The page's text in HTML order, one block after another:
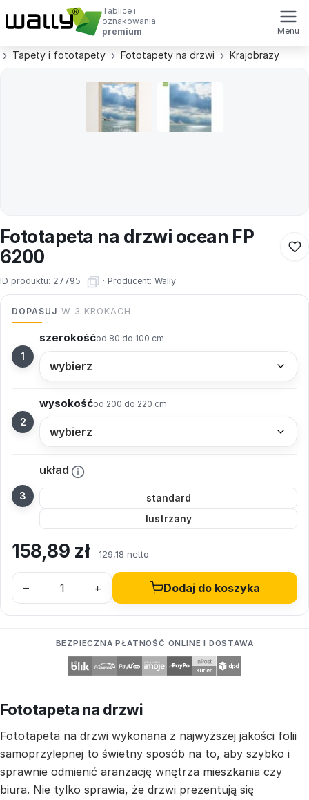
Tablice i
oznakowania
premium
Menu
Tapety i fototapety Fototapety na drzwi Krajobrazy
Fototapeta na drzwi ocean FP
6200
ID produktu: 27795 · Producent: Wally
DOPASUJ W 3 KROKACH
szerokośćod 80 do 100 cm
wysokośćod 200 do 220 cm
układ
standard
lustrzany
158,89 zł 129,18 netto
– + Dodaj do koszyka
BEZPIECZNA PŁATNOŚĆ ONLINE I DOSTAWA
Fototapeta na drzwi
Fototapeta na drzwi wykonana z najwyższej jakości folii
samoprzylepnej to świetny sposób na to, aby szybko i
sprawnie odmienić aranżację wnętrza mieszkania czy
biura. Nie tylko sprawia, że drzwi prezentują się